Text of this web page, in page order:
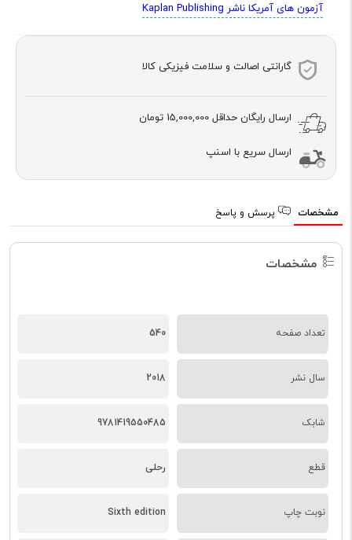
آزمون های آمریکا ناشر Kaplan Publishing
گارانتی اصالت و سلامت فیزیکی کالا
ارسال رایگان حداقل 15,000,000 تومان
ارسال سریع با اسنپ
مشخصات پرسش و پاسخ
مشخصات
تعداد صفحه 540
سال نشر 2018
شابک 9781419550485
قطع رحلی
نوبت چاپ Sixth edition